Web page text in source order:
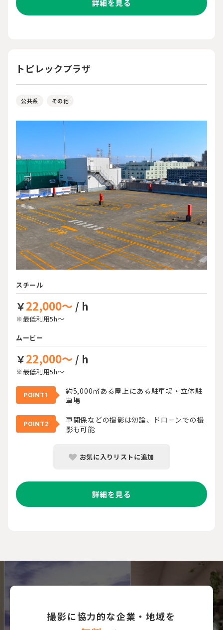
詳細を見る
トピレックプラザ
公共系 その他
スチール
￥22,000～ / h
※最低利用5h～
ムービー
￥22,000～ / h
※最低利用5h～
POINT1
約5,000㎡ある屋上にある駐車場・立体駐
車場
POINT2
車関係などの撮影は勿論、ドローンでの撮
影も可能
お気に入りリストに追加
詳細を見る
撮影に協力的な企業・地域を